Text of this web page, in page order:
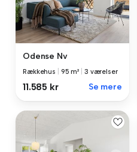
Odense Nv
Rækkehus 95 m² 3 værelser
11.585 kr Se mere